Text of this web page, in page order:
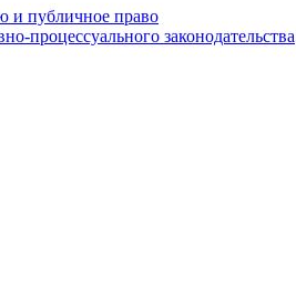
и публичное право
процессуального законодательства